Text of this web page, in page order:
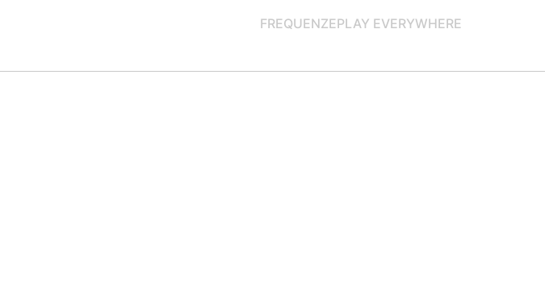
FREQUENZEPLAY EVERYWHERE